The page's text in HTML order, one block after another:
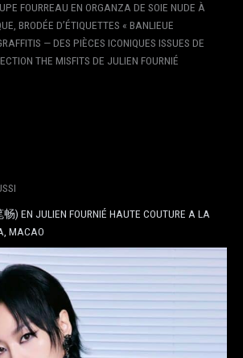
FOURREAU EN ORGANZA DE SOIE NUDE À
BRODÉE D’ÉTIQUETTES « BANLIEUE
— DES PIÈCES ICONIQUES ISSUES DE
THE MISFITS DE JULIEN FOURNIÉ
) EN JULIEN FOURNIÉ HAUTE COUTURE A LA
MACAO